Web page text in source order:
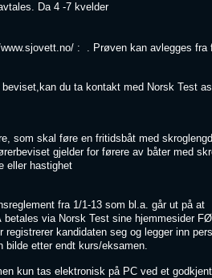
Da 4 -7 kvelder
: . Prøven kan avlegges
år.
du ta kontakt med Norsk Test
som skal føre en fritidsbåt med
gjelder for førere av båter med
eller hastighet
fra 1/1-13 som bl.a. går ut på at
betales via Norsk Test sine hjemmesider
registrerer kandidaten seg og legger inn
bilde etter endt kurs/eksamen.
kun tas elektronisk på PC ved et